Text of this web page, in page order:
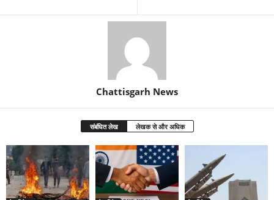
Chattisgarh News
संबंधित लेख लेखक से और अधिक